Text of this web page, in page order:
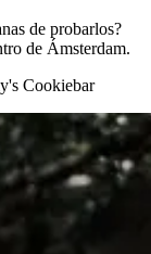
de probarlos?
de Ámsterdam.
Cookiebar